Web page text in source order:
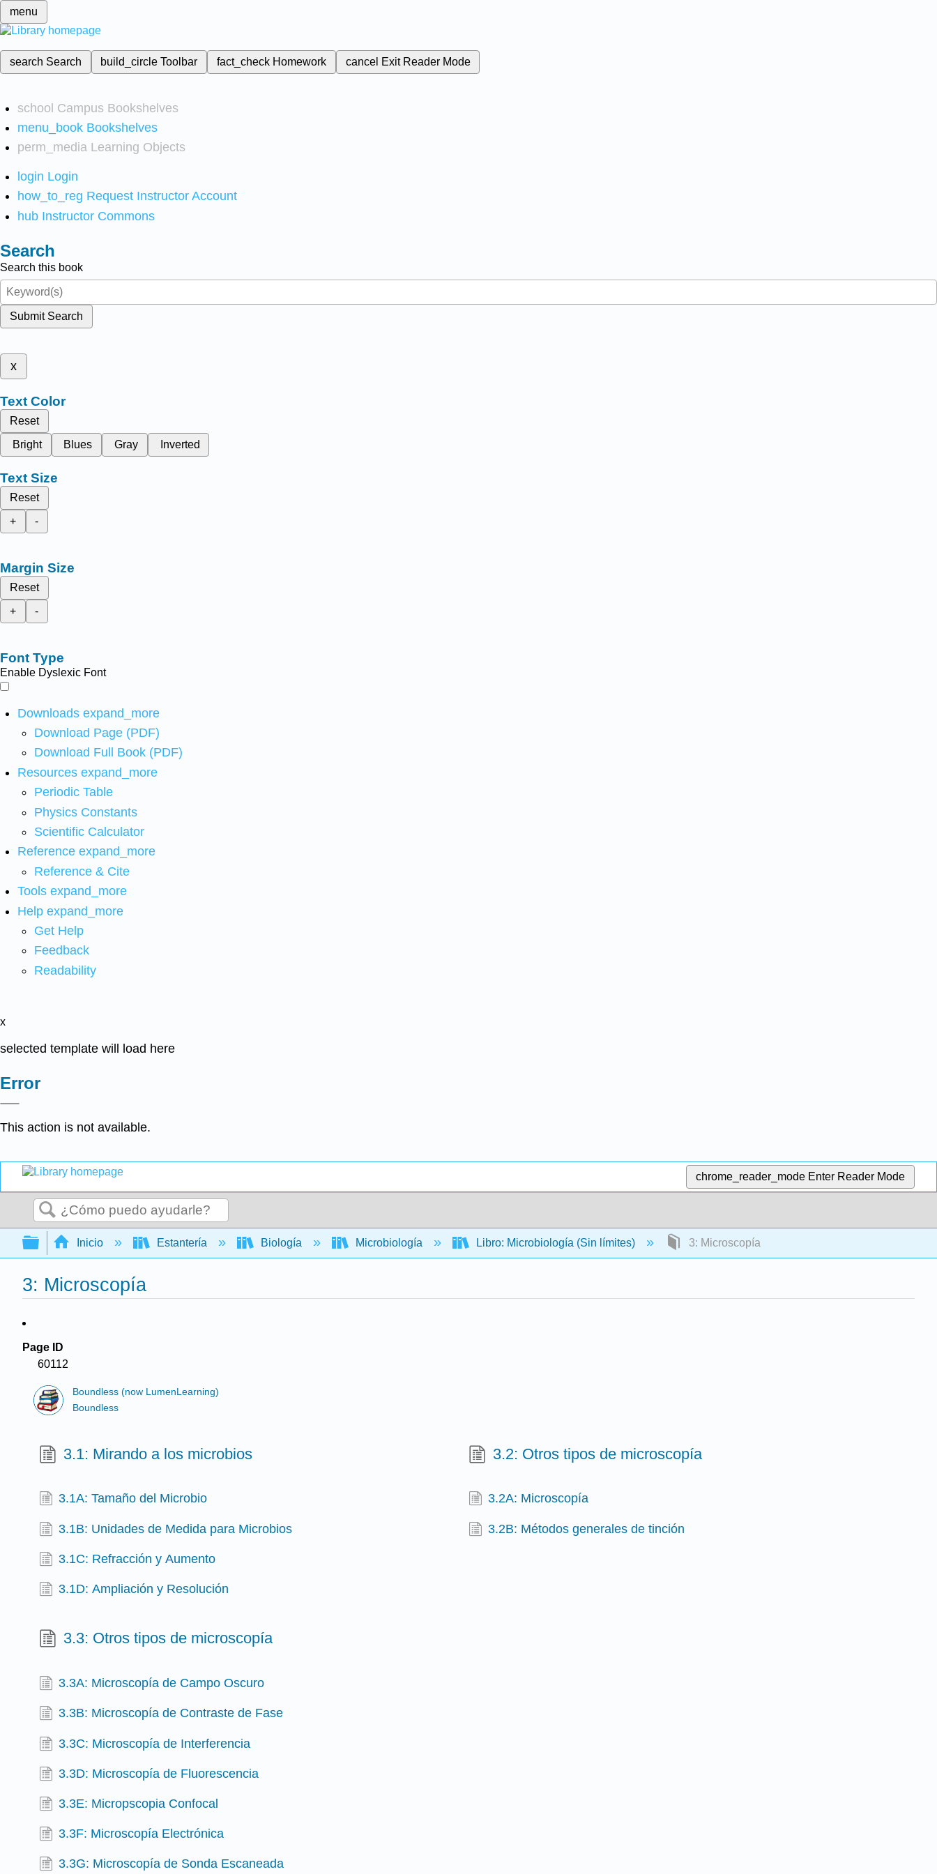
menu
search Search build_circleToolbar fact_check Homework cancel Exit Reader Mode
school Campus Bookshelves
menu_book Bookshelves
perm_media Learning Objects
login Login
how_to_reg Request Instructor Account
hub Instructor Commons
Search
Search this book
Submit Search
x
Text Color
Reset
Bright
Blues Gray Inverted
Text Size
Reset
+
-
Margin Size
Reset
+
-
Font Type
Enable Dyslexic Font
Downloads expand_more
Download Page (PDF)
Download Full Book (PDF)
Resources expand_more
Periodic Table
Physics Constants
Scientific Calculator
Reference expand_more
Reference & Cite
Tools expand_more
Help expand_more
Get Help
Feedback
Readability
x
selected template will load here
Error
This action is not available.
chrome_reader_mode Enter Reader Mode
Buscar
Expandir/contraer jerarquía global
Inicio Estantería Biología Microbiología Libro: Microbiología (Sin límites) 3: Microscopía
3: Microscopía
Page ID
60112
Boundless (now LumenLearning)
Boundless
3.1: Mirando a los microbios
3.1A: Tamaño del Microbio
3.1B: Unidades de Medida para Microbios
3.1C: Refracción y Aumento
3.1D: Ampliación y Resolución
3.2: Otros tipos de microscopía
3.2A: Microscopía
3.2B: Métodos generales de tinción
3.3: Otros tipos de microscopía
3.3A: Microscopía de Campo Oscuro
3.3B: Microscopía de Contraste de Fase
3.3C: Microscopía de Interferencia
3.3D: Microscopía de Fluorescencia
3.3E: Micropscopia Confocal
3.3F: Microscopía Electrónica
3.3G: Microscopía de Sonda Escaneada